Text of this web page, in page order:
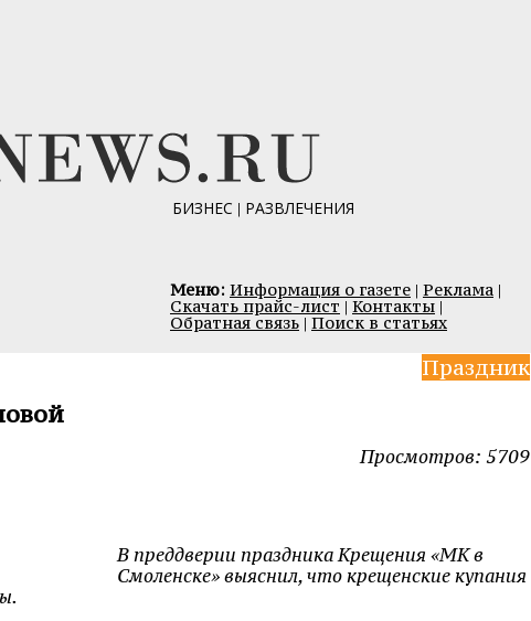
БИЗНЕС | РАЗВЛЕЧЕНИЯ
Меню: Информация о газете | Реклама |
Скачать прайс-лист | Контакты |
Обратная связь | Поиск в статьях
Праздник
Просмотров: 5709
В преддверии праздника Крещения «МК в
Смоленске» выяснил, что крещенские купания